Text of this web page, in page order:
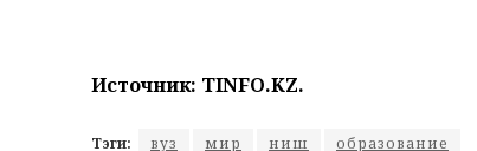
Источник: TINFO.KZ.
Тэги: вуз мир ниш образование